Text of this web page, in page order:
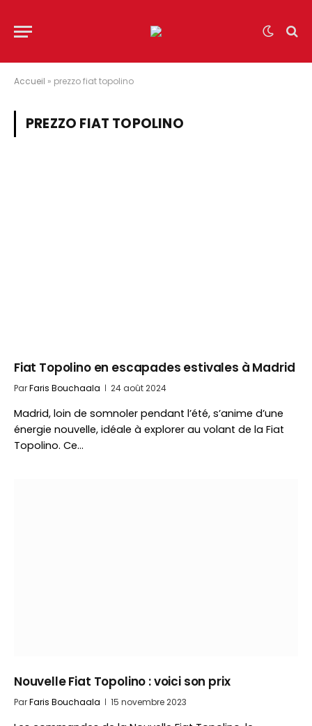
Accueil » prezzo fiat topolino
PREZZO FIAT TOPOLINO
Fiat Topolino en escapades estivales à Madrid
ParFaris Bouchaala 24 août 2024
Madrid, loin de somnoler pendant l’été, s’anime d’une
énergie nouvelle, idéale à explorer au volant de la Fiat
Topolino. Ce…
Nouvelle Fiat Topolino : voici son prix
ParFaris Bouchaala 15 novembre 2023